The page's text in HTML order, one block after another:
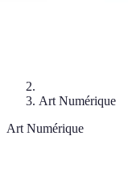
Art Numérique
Art Numérique